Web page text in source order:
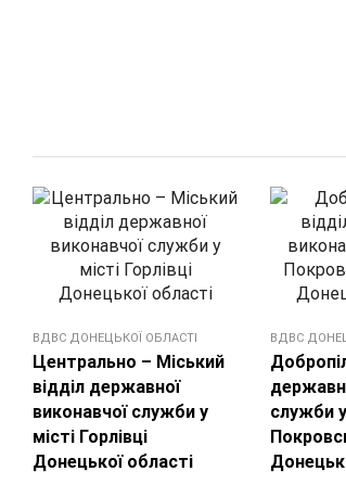
ВДВС ДОНЕЦЬКОЇ ОБЛАСТI
Центрально – Міський
відділ державної
виконавчої служби у
місті Горлівці
Донецької області
ВДВС
служби у